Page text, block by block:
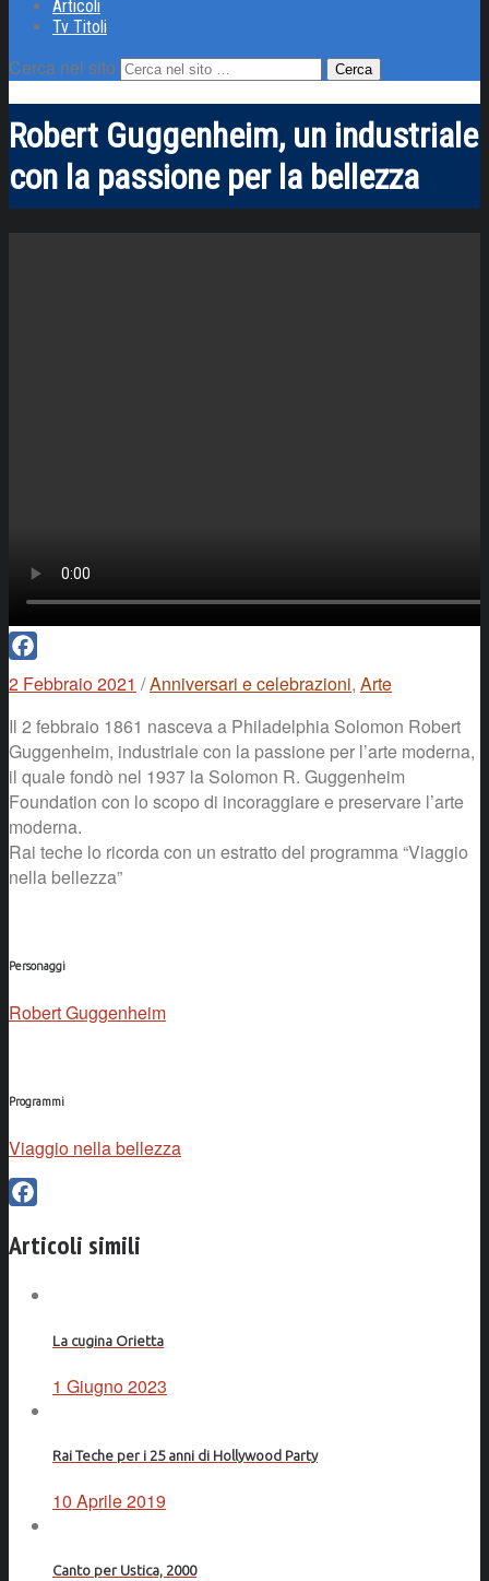
Articoli
Tv Titoli
Cerca nel sito
Robert Guggenheim, un industriale
con la passione per la bellezza
Facebook
2 Febbraio 2021 /Anniversari e celebrazioni, Arte
Il 2 febbraio 1861 nasceva a Philadelphia Solomon Robert
Guggenheim, industriale con la passione per l’arte moderna,
il quale fondò nel 1937 la Solomon R. Guggenheim
Foundation con lo scopo di incoraggiare e preservare l’arte
moderna.
Rai teche lo ricorda con un estratto del programma “Viaggio
nella bellezza”
Personaggi
Robert Guggenheim
Programmi
Viaggio nella bellezza
Articoli simili
La cugina Orietta
1 Giugno 2023
Rai Teche per i 25 anni di Hollywood Party
10 Aprile 2019
Canto per Ustica, 2000